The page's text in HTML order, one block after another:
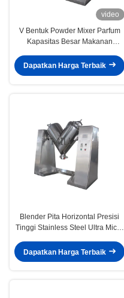
video
V Bentuk Powder Mixer Parfum
Kapasitas Besar Makanan
Dapatkan Harga Terbaik
Blender Pita Horizontal Presisi
Tinggi Stainless Steel Ultra Micro
Dapatkan Harga Terbaik